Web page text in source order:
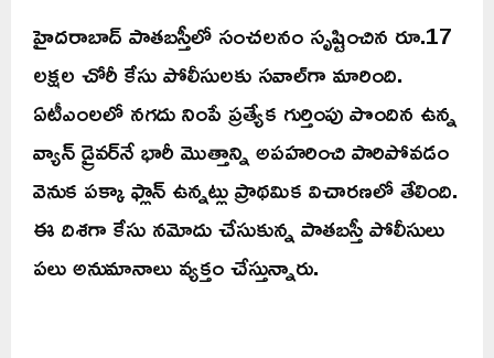
హైదరాబాద్ పాతబస్తీలో సంచలనం సృష్టించిన రూ.17
లక్షల చోరీ కేసు పోలీసులకు సవాల్‌గా మారింది.
ఏటీఎంలలో నగదు నింపే ప్రత్యేక గుర్తింపు పొందిన ఉన్న
వ్యాన్ డ్రైవర్‌నే భారీ మొత్తాన్ని అపహరించి పారిపోవడం
వెనుక పక్కా ఫ్లాన్ ఉన్నట్లు ప్రాథమిక విచారణలో తేలింది.
ఈ దిశగా కేసు నమోదు చేసుకున్న పాతబస్తీ పోలీసులు
పలు అనుమానాలు వ్యక్తం చేస్తున్నారు.